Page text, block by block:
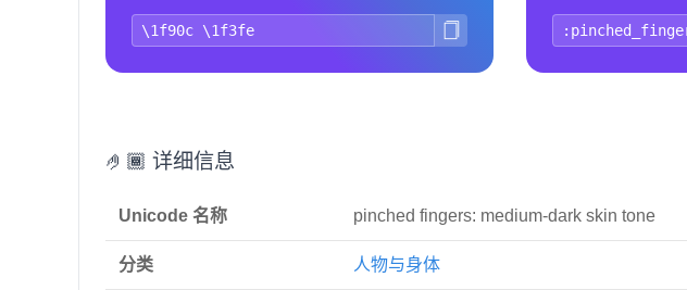
🤌🏾 详细信息
Unicode 名称 pinched fingers: medium-dark skin tone
分类 人物与身体